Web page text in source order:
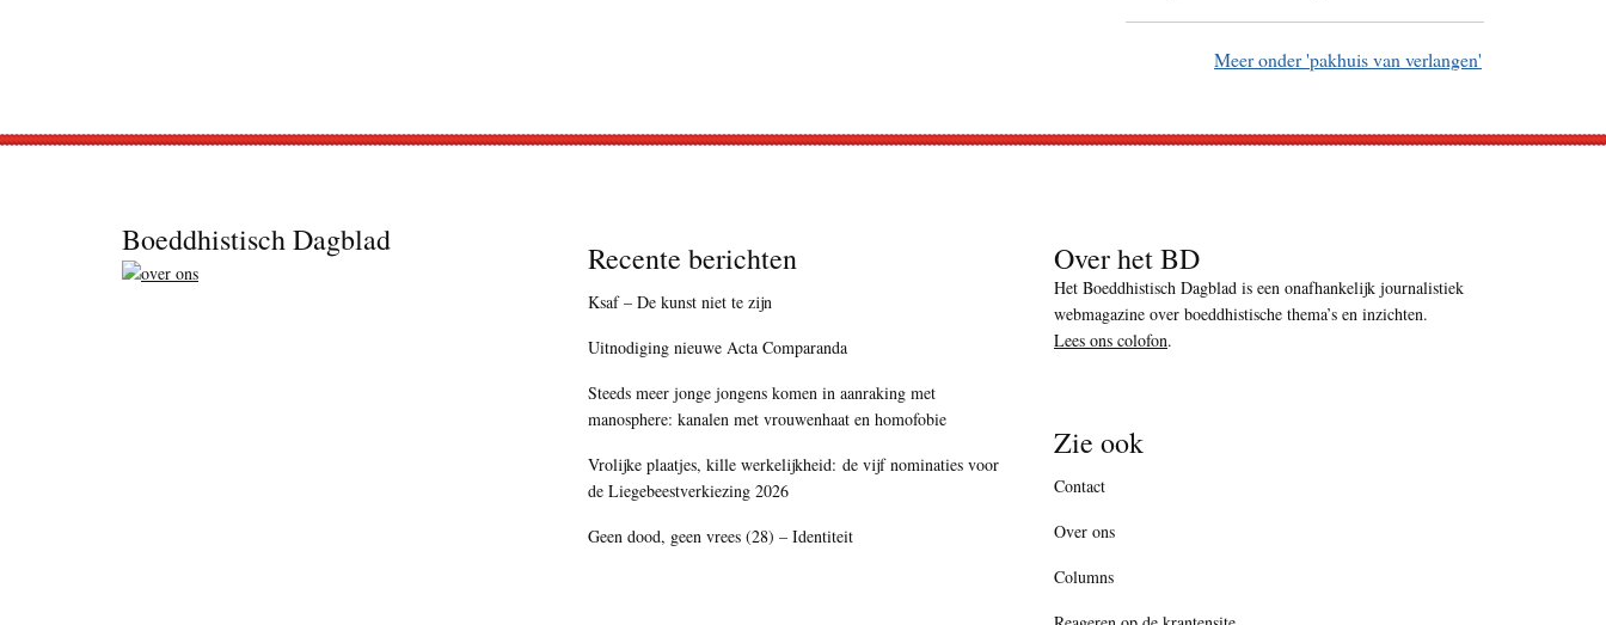
Meer onder 'pakhuis van verlangen'
Boeddhistisch Dagblad Recente berichten
Ksaf – De kunst niet te zijn
Uitnodiging nieuwe Acta Comparanda
Steeds meer jonge jongens komen in aanraking met
manosphere: kanalen met vrouwenhaat en homofobie
Vrolijke plaatjes, kille werkelijkheid: de vijf nominaties voor
de Liegebeestverkiezing 2026
Geen dood, geen vrees (28) – Identiteit
Over het BD
Het Boeddhistisch Dagblad is een onafhankelijk journalistiek
webmagazine over boeddhistische thema’s en inzichten.
Lees ons colofon.
Zie ook
Contact
Over ons
Columns